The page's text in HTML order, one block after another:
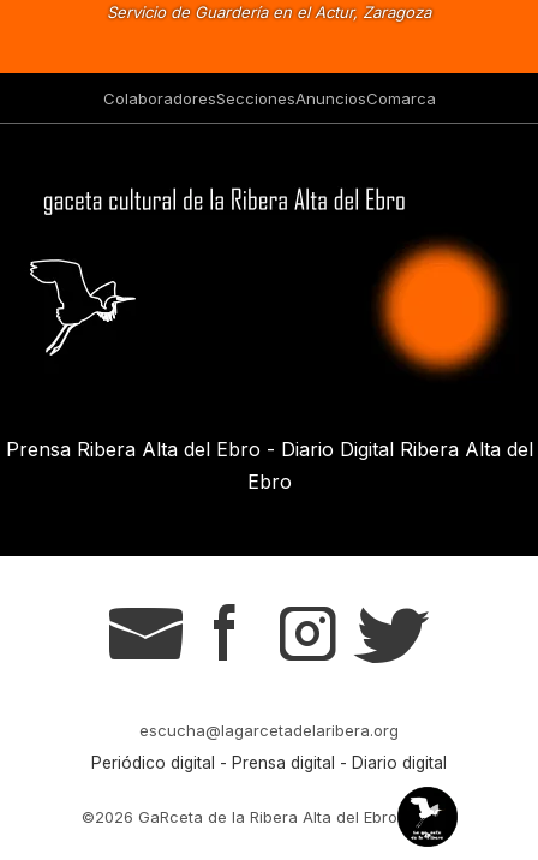
Servicio de Guardería en el Actur, Zaragoza
ColaboradoresSeccionesAnunciosComarca
Prensa Ribera Alta del Ebro - Diario Digital Ribera Alta del
Ebro
g s t r
escucha@lagarcetadelaribera.org
Periódico digital - Prensa digital - Diario digital
©2026 GaRceta de la Ribera Alta del Ebro